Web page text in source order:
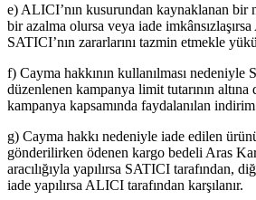
e) ALICI’nın kusurundan kaynaklanan bir
bir azalma olursa veya iade
SATICI’nın zararlarını tazmin etmekle
f) Cayma hakkının kullanılması nedeniyle
düzenlenen kampanya limit tutarının
kampanya kapsamında faydalanılan
g) Cayma hakkı nedeniyle iade edilen
gönderilirken ödenen kargo bedeli Aras
aracılığıyla yapılırsa SATICI tarafından,
iade yapılırsa ALICI tarafından karşılanır.